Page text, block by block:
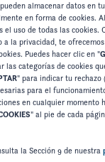
2025
ASIENTO
almacenar datos en
en forma de cookies.
el uso de todas las cookies.
a la privacidad, te
Puedes hacer clic en "
las categorías de cookies
" para indicar tu rechazo
para el
en cualquier momento
" al pie de cada
la Sección 9 de nuestra